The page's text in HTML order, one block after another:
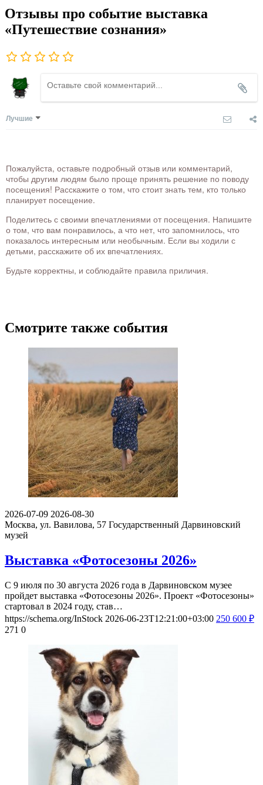
Отзывы про событие выставка
«Путешествие сознания»
Лучшие
Пожалуйста, оставьте подробный отзыв или комментарий,
чтобы другим людям было проще принять решение по поводу
посещения! Расскажите о том, что стоит знать тем, кто только
планирует посещение.
Поделитесь с своими впечатлениями от посещения. Напишите
о том, что вам понравилось, а что нет, что запомнилось, что
показалось интересным или необычным. Если вы ходили с
детьми, расскажите об их впечатлениях.
Будьте корректны, и соблюдайте правила приличия.
Смотрите также события
2026-07-09 2026-08-30
Москва, ул. Вавилова, 57 Государственный Дарвиновский
музей
Выставка «Фотосезоны 2026»
С 9 июля по 30 августа 2026 года в Дарвиновском музее
пройдет выставка «Фотосезоны 2026». Проект «Фотосезоны»
стартовал в 2024 году, став…
https://schema.org/InStock 2026-06-23T12:21:00+03:00 250 600 ₽
271 0